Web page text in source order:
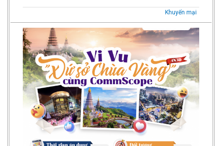
Khuyến mại